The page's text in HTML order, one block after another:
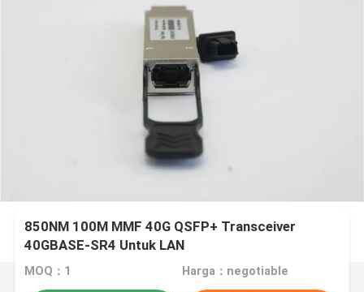
850NM 100M MMF 40G QSFP+ Transceiver
40GBASE-SR4 Untuk LAN
MOQ：1 Harga：negotiable